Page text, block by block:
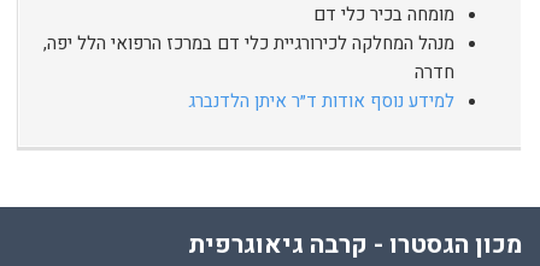
מומחה בכיר כלי דם
מנהל המחלקה לכירורגיית כלי דם במרכז הרפואי הלל יפה,
חדרה
למידע נוסף אודות ד״ר איתן הלדנברג
מכון הגסטרו - קרבה גיאוגרפית